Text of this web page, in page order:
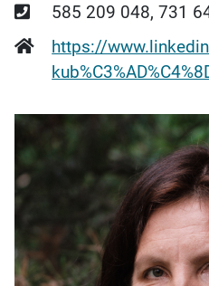
Telefon
585 209 048, 731
Webová stránka
https://